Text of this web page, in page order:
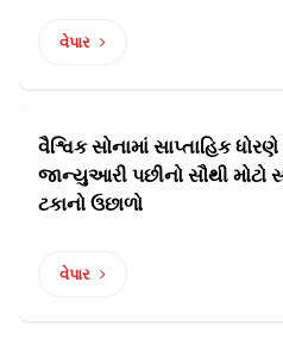
વેપાર
વૈશ્વિક સોનામાં સાપ્તાહિક ધોરણે
જાન્યુઆરી પછીનો સૌથી મોટો
ટકાનો ઉછાળો
વેપાર